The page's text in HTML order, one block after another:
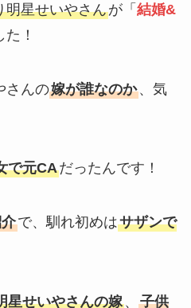
明星せいやさんが「 結婚&
！
さんの嫁が誰なのか、気
で元CAだったんです！
で、馴れ初めはサザンで
星せいやさんの嫁、 子供